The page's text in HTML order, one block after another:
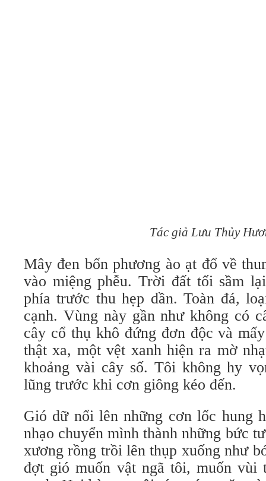
Tác giả Lưu Thủy
Mây đen bốn phương ào ạt đổ về
vào miệng phễu. Trời đất tối sầm
phía trước thu hẹp dần. Toàn đá,
cạnh. Vùng này gần như không có
cây cổ thụ khô đứng đơn độc và
thật xa, một vệt xanh hiện ra mờ
khoảng vài cây số. Tôi không hy
lũng trước khi cơn giông kéo đến.
Gió dữ nổi lên những cơn lốc hung
nhạo chuyển mình thành những bức
xương rồng trồi lên thụp xuống như
đợt gió muốn vật ngã tôi, muốn vùi